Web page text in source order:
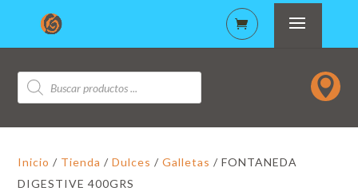
Búsqueda
de
productos

Inicio / Tienda /Dulces /Galletas / FONTANEDA
DIGESTIVE 400GRS